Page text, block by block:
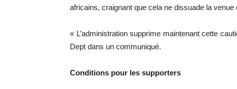
africains, craignant que cela ne dissuade la venue
« L’administration supprime maintenant cette
Dept dans un communiqué.
Conditions pour les supporters